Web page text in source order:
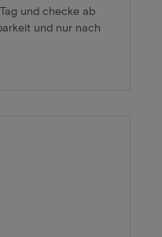
und checke ab
und nur nach